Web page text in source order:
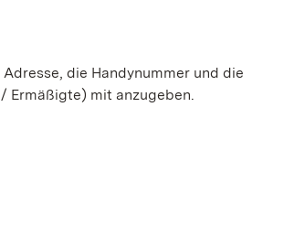
die Handynummer und die
Ermäßigte) mit anzugeben.